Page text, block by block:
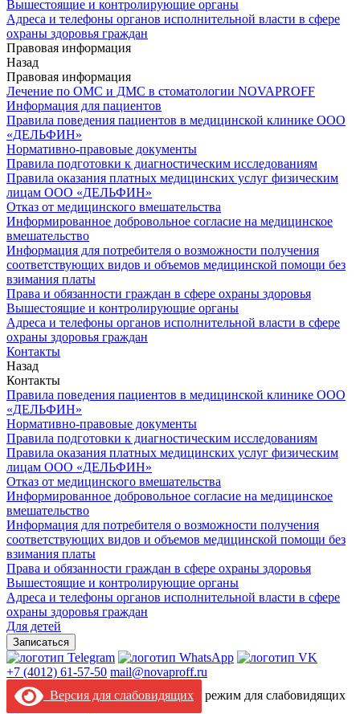
Вышестоящие и контролирующие органы
Адреса и телефоны органов исполнительной власти в сфере
охраны здоровья граждан
Правовая информация
Назад
Правовая информация
Лечение по ОМС и ДМС в стоматологии NOVAPROFF
Информация для пациентов
Правила поведения пациентов в медицинской клинике ООО
«ДЕЛЬФИН»
Нормативно-правовые документы
Правила подготовки к диагностическим исследованиям
Правила оказания платных медицинских услуг физическим
лицам ООО «ДЕЛЬФИН»
Отказ от медицинского вмешательства
Информированное добровольное согласие на медицинское
вмешательство
Информация для потребителя о возможности получения
соответствующих видов и объемов медицинской помощи без
взимания платы
Права и обязанности граждан в сфере охраны здоровья
Вышестоящие и контролирующие органы
Адреса и телефоны органов исполнительной власти в сфере
охраны здоровья граждан
Контакты
Назад
Контакты
Правила поведения пациентов в медицинской клинике ООО
«ДЕЛЬФИН»
Нормативно-правовые документы
Правила подготовки к диагностическим исследованиям
Правила оказания платных медицинских услуг физическим
лицам ООО «ДЕЛЬФИН»
Отказ от медицинского вмешательства
Информированное добровольное согласие на медицинское
вмешательство
Информация для потребителя о возможности получения
соответствующих видов и объемов медицинской помощи без
взимания платы
Права и обязанности граждан в сфере охраны здоровья
Вышестоящие и контролирующие органы
Адреса и телефоны органов исполнительной власти в сфере
охраны здоровья граждан
Для детей
Записаться
+7 (4012) 61-57-50 mail@novaproff.ru
Версия для слабовидящих
режим для слабовидящих